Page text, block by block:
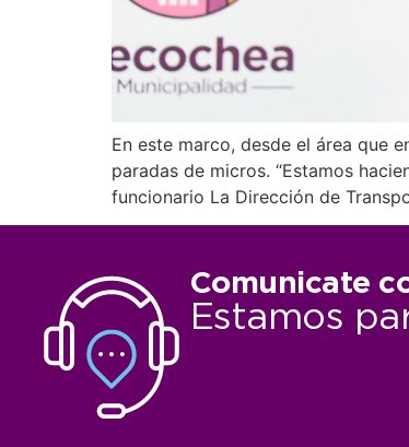
En este marco, desde el área que
paradas de micros. “Estamos
funcionario La Dirección de
Comunicate
Estamos